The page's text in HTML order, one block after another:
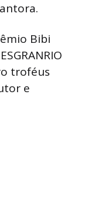
Bibi
troféus
e